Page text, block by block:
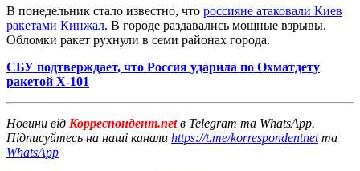
В понедельник стало известно, что россияне атаковали Киев
ракетами Кинжал. В городе раздавались мощные взрывы.
Обломки ракет рухнули в семи районах города.
СБУ подтверждает, что Россия ударила по Охматдету
ракетой Х-101
Новини від Корреспондент.netв Telegram та WhatsApp.
Підписуйтесь на наші канали https://t.me/korrespondentnetта
WhatsApp